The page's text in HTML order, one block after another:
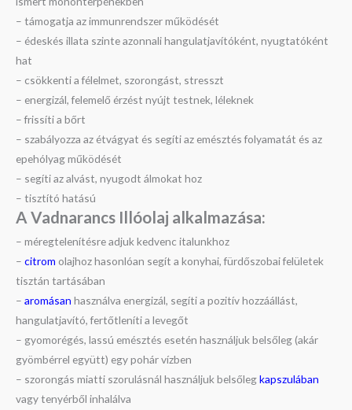
– támogatja az immunrendszer működését
– édeskés illata szinte azonnali hangulatjavítóként, nyugtatóként
hat
– csökkenti a félelmet, szorongást, stresszt
– energizál, felemelő érzést nyújt testnek, léleknek
– frissíti a bőrt
– szabályozza az étvágyat és segíti az emésztés folyamatát és az
epehólyag működését
– segíti az alvást, nyugodt álmokat hoz
– tisztító hatású
A Vadnarancs Illóolaj alkalmazása:
– méregtelenítésre adjuk kedvenc italunkhoz
– citrom olajhoz hasonlóan segít a konyhai, fürdőszobai felületek
tisztán tartásában
– aromásan használva energizál, segíti a pozitív hozzáállást,
hangulatjavító, fertőtleníti a levegőt
– gyomorégés, lassú emésztés esetén használjuk belsőleg (akár
gyömbérrel együtt) egy pohár vízben
– szorongás miatti szorulásnál használjuk belsőlegkapszulában
vagy tenyérből inhalálva